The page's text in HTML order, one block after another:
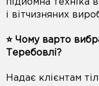
підйомна техніка
і вітчизняних
⭐️ Чому варто
Теребовлі?
Надає клієнтам